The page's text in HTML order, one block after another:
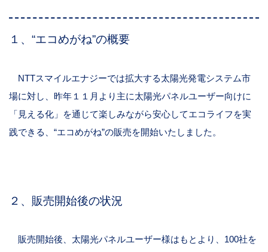
１、“エコめがね”の概要
NTTスマイルエナジーでは拡大する太陽光発電システム市
場に対し、昨年１１月より主に太陽光パネルユーザー向けに
「見える化」を通じて楽しみながら安心してエコライフを実
践できる、“エコめがね”の販売を開始いたしました。
２、販売開始後の状況
販売開始後、太陽光パネルユーザー様はもとより、100社を